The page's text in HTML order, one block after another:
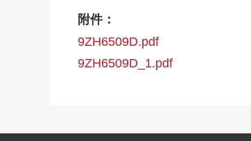
附件：
9ZH6509D.pdf
9ZH6509D_1.pdf